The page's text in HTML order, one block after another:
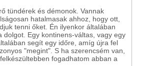
tündérek és démonok. Vannak
hatalmasak ahhoz, hogy ott,
tenni őket. Én ilyenkor általában
dolgot. Egy kontinens-váltas, vagy egy
segít egy időre, amíg újra fel
"megint". S ha szerencsém van,
fogadhatom abban a